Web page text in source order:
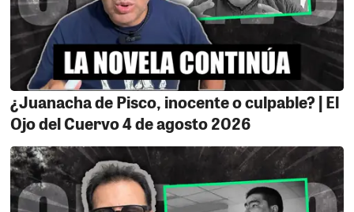
candidato a la gobernación tiene una sentencia ya
confirmada y Panchito Masa le gana por goleada a Lito
ya que tiene sentencias por estafa, por deberle a los
bancos y por no pagar impuestos tributarios, tremenda
joyita, los perdedores salieron con todo a denunciar
fraude, pero ya la OMPE se pronunció y negó
categóricamente el fraude, ahora tendrán que poner
LA ORADORA.Después de tanto insistir la Señora M ha
aprendido hablar en público. Ya articula algunas
¿Juanacha de Pisco, inocente o culpable? | El
Ojo del Cuervo 4 de agosto 2026